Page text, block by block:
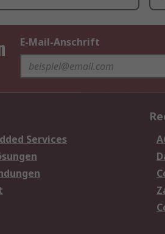
E-Mail-Anschrift
Services